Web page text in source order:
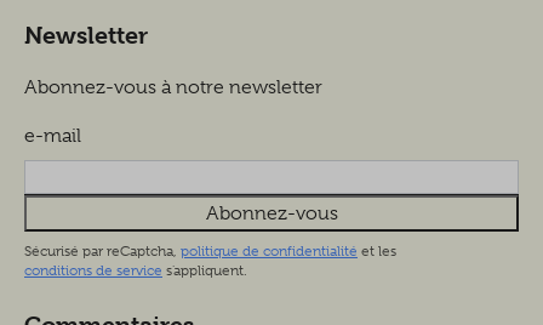
Newsletter
Abonnez-vous à notre newsletter
e-mail
Abonnez-vous
Sécurisé par reCaptcha, politique de confidentialité et les
conditions de service s'appliquent.